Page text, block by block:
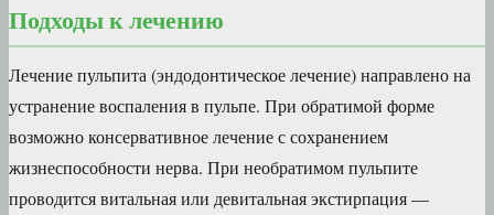
Подходы к лечению
Лечение пульпита (эндодонтическое лечение) направлено на
устранение воспаления в пульпе. При обратимой форме
возможно консервативное лечение с сохранением
жизнеспособности нерва. При необратимом пульпите
проводится витальная или девитальная экстирпация —